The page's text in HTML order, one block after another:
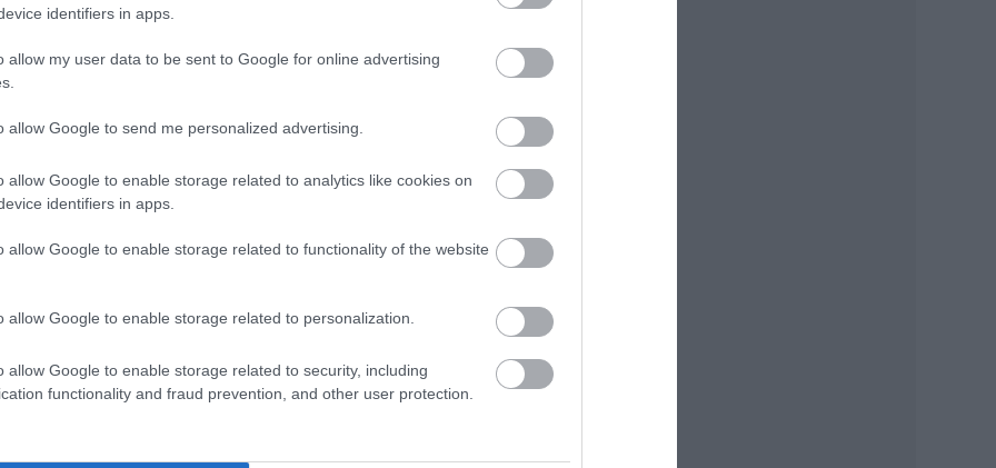
identifiers in apps.
allow my user data to be sent to Google for online advertising
allow Google to send me personalized advertising.
allow Google to enable storage related to analytics like cookies on
identifiers in apps.
allow Google to enable storage related to functionality of the website
allow Google to enable storage related to personalization.
allow Google to enable storage related to security, including
functionality and fraud prevention, and other user protection.
szórakoztató színház feladata, és más egy
fővárosi teátrumé. És mindezt konkrétan
hogyan lehet, hogy a zsűri egyes tagjaiban,
a két dolgozat közötti színvonalkülönbség, és
jöhetett ki. Erre hivatkozva halasztotta el az
kiállást, majd az újra kiírt pályázatban még
is szűkítette másfél évre, hangsúlyosan jelezve a
önkormányzat teremtett még egy másik hivatkozási
tervét. (Itt kell közbevetni, hogy az Operettnél más
zsűri szavazattöbbséggel az újra pályázó direktorra
sértően szűk idő, de teljes hozzá nem értést is tükröz”
pályázókat,
az előadások színészegyeztetésea Vígben
fél és
a jelenben, a szemünk előtt, a budapesti